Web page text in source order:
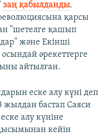
заң қабылданды.
қарсы
"шетелге қашып
және Екінші
әрекеттерге
айтылған.
еске алу күні деп
жылдан бастап Саяси
алу күніне
кейін